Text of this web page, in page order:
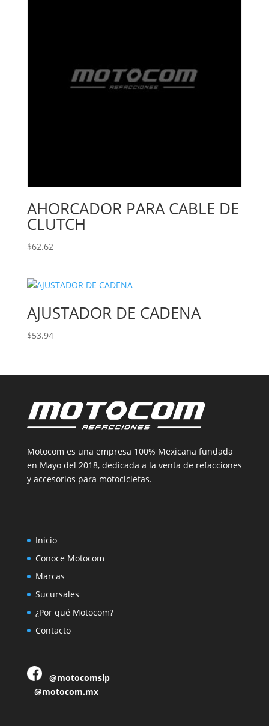
AHORCADOR PARA CABLE DE
CLUTCH
$62.62
AJUSTADOR DE CADENA
$53.94
Motocom es una empresa 100% Mexicana fundada
en Mayo del 2018, dedicada a la venta de refacciones
y accesorios para motocicletas.
Inicio
Conoce Motocom
Marcas
Sucursales
¿Por qué Motocom?
Contacto
@motocomslp
@motocom.mx